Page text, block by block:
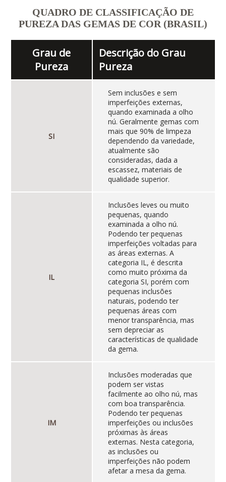
QUADRO DE CLASSIFICAÇÃO DE
PUREZA DAS GEMAS DE COR (BRASIL)
Grau de
Pureza
Descrição do Grau
Pureza
SI
Sem inclusões e sem
imperfeições externas,
quando examinada a olho
nú. Geralmente gemas com
mais que 90% de limpeza
dependendo da variedade,
atualmente são
consideradas, dada a
escassez, materiais de
qualidade superior.
IL
Inclusões leves ou muito
pequenas, quando
examinada a olho nú.
Podendo ter pequenas
imperfeições voltadas para
as áreas externas. A
categoria IL, é descrita
como muito próxima da
categoria SI, porém com
pequenas inclusões
naturais, podendo ter
pequenas áreas com
menor transparência, mas
sem depreciar as
características de qualidade
da gema.
IM
Inclusões moderadas que
podem ser vistas
facilmente ao olho nú, mas
com boa transparência.
Podendo ter pequenas
imperfeições ou inclusões
próximas às áreas
externas. Nesta categoria,
as inclusões ou
imperfeições não podem
afetar a mesa da gema.